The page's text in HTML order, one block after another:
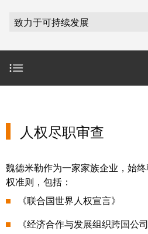
线
端
件
接
插
件
和
PCB
端
子
SNAP
鼠
联
PUSH
IN
插
式
联
装
配
子
调
装
接
线
盒
快
公
司
介
们
任
魏
德
米
勒
培
公
司
介
营
络
致力于可持续发展
德国供应链法案合规
行为准则
可持续采购策略
人权尽职审查
魏德米勒作为一家家族企业，始
权准则，包括：
《联合国世界人权宣言》
《经济合作与发展组织跨国公司